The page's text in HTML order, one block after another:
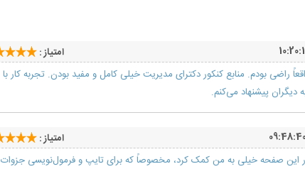
امتیاز :
راضی بودم. منابع کنکور دکترای مدیریت خیلی کامل و مفید بودن. تجربه کار با
پیشنهاد می‌کنم.
امتیاز :
این صفحه خیلی به من کمک کرد، مخصوصاً که برای تایپ و فرمول‌نویسی جزوات